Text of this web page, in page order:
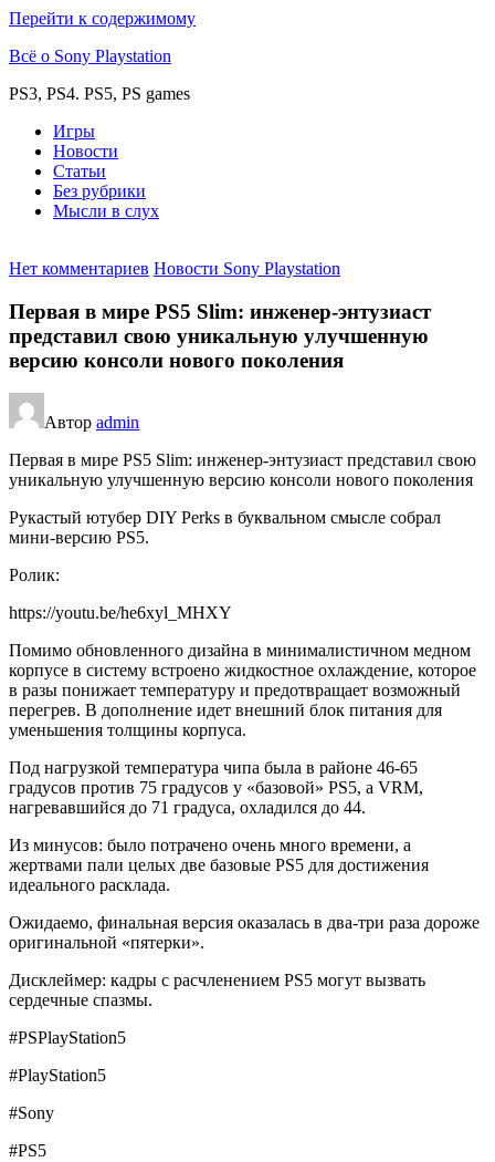
Перейти к содержимому
Всё о Sony Playstation
PS3, PS4. PS5, PS games
Игры
Новости
Статьи
Без рубрики
Мысли в слух
Нет комментариев Новости Sony Playstation
Первая в мире PS5 Slim: инженер-энтузиаст
представил свою уникальную улучшенную
версию консоли нового поколения
Автор admin
Первая в мире PS5 Slim: инженер-энтузиаст представил свою
уникальную улучшенную версию консоли нового поколения
Рукастый ютубер DIY Perks в буквальном смысле собрал
мини-версию PS5.
Ролик:
https://youtu.be/he6xyl_MHXY
Помимо обновленного дизайна в минималистичном медном
корпусе в систему встроено жидкостное охлаждение, которое
в разы понижает температуру и предотвращает возможный
перегрев. В дополнение идет внешний блок питания для
уменьшения толщины корпуса.
Под нагрузкой температура чипа была в районе 46-65
градусов против 75 градусов у «базовой» PS5, а VRM,
нагревавшийся до 71 градуса, охладился до 44.
Из минусов: было потрачено очень много времени, а
жертвами пали целых две базовые PS5 для достижения
идеального расклада.
Ожидаемо, финальная версия оказалась в два-три раза дороже
оригинальной «пятерки».
Дисклеймер: кадры с расчленением PS5 могут вызвать
сердечные спазмы.
#PSPlayStation5
#PlayStation5
#Sony
#PS5